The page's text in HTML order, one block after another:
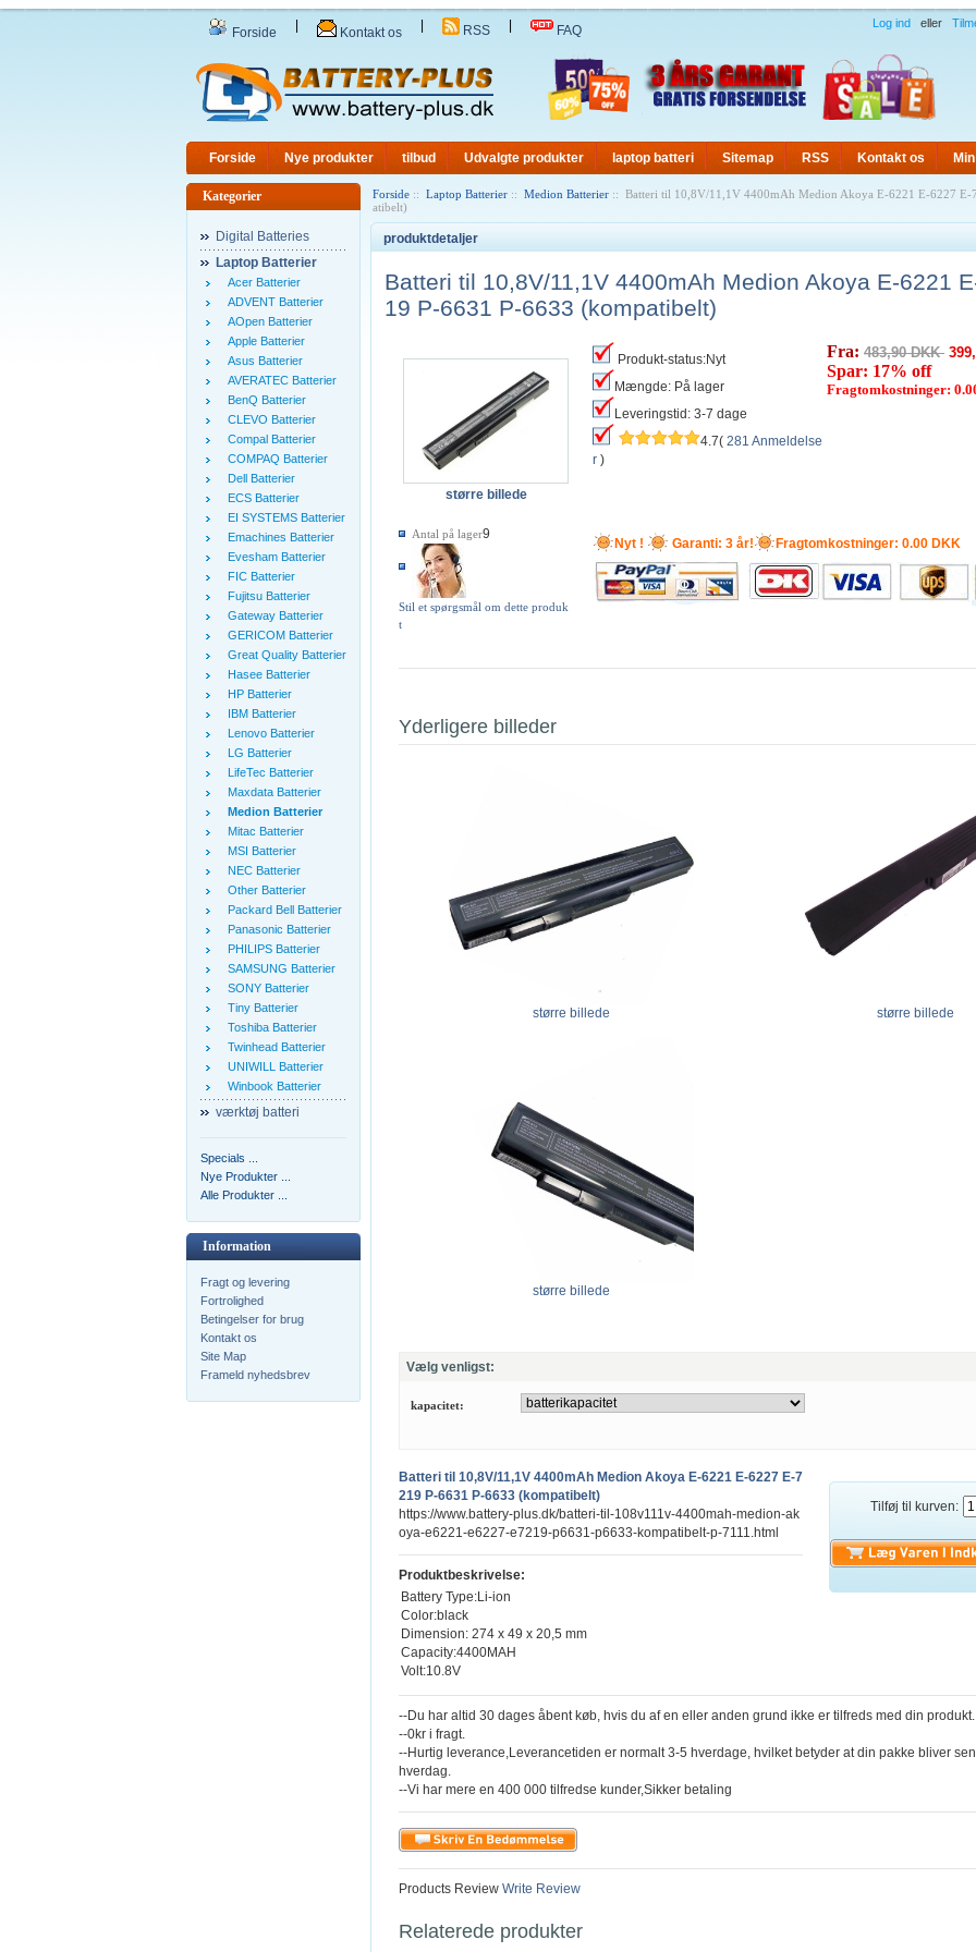
Forside Kontakt os RSS FAQ Log ind eller
Forside Nye produkter tilbud Udvalgte produkter laptop batteri Sitemap RSS Kontakt os
Kategorier
Digital Batteries
Laptop Batterier
Acer Batterier
ADVENT Batterier
AOpen Batterier
Apple Batterier
Asus Batterier
AVERATEC Batterier
BenQ Batterier
CLEVO Batterier
Compal Batterier
COMPAQ Batterier
Dell Batterier
ECS Batterier
EI SYSTEMS Batterier
Emachines Batterier
Evesham Batterier
FIC Batterier
Fujitsu Batterier
Gateway Batterier
GERICOM Batterier
Great Quality Batterier
Hasee Batterier
HP Batterier
IBM Batterier
Lenovo Batterier
LG Batterier
LifeTec Batterier
Maxdata Batterier
Medion Batterier
Mitac Batterier
MSI Batterier
NEC Batterier
Other Batterier
Packard Bell Batterier
Panasonic Batterier
PHILIPS Batterier
SAMSUNG Batterier
SONY Batterier
Tiny Batterier
Toshiba Batterier
Twinhead Batterier
UNIWILL Batterier
Winbook Batterier
værktøj batteri
Specials ...
Nye Produkter ...
Alle Produkter ...
Information
Fragt og levering
Fortrolighed
Betingelser for brug
Kontakt os
Site Map
Frameld nyhedsbrev
Forside :: Laptop Batterier :: Medion Batterier :: Batteri til 10,8V/11,1V 4400mAh Medion Akoya E-6221 E-6227 E-
atibelt)
produktdetaljer
Batteri til 10,8V/11,1V 4400mAh Medion Akoya E-6221
19 P-6631 P-6633 (kompatibelt)
større billede
Antal på lager9
Stil et spørgsmål om dette produk
t
Produkt-status:Nyt
Mængde: På lager
Leveringstid: 3-7 dage
4.7( 281 Anmeldelse
r )
Fra: 483,90 DKK
Spar: 17% off
Fragtomkostninger:
Nyt ! Garanti: 3 år! Fragtomkostninger: 0.00 DKK
Yderligere billeder
større billede større billede
større billede
Vælg venligst:
kapacitet:
Tilføj til kurven:
Batteri til 10,8V/11,1V 4400mAh Medion Akoya E-6221 E-6227 E-7
219 P-6631 P-6633 (kompatibelt)
https://www.battery-plus.dk/batteri-til-108v111v-4400mah-medion-ak
oya-e6221-e6227-e7219-p6631-p6633-kompatibelt-p-7111.html
Produktbeskrivelse:
Battery Type:Li-ion
Color:black
Dimension: 274 x 49 x 20,5 mm
Capacity:4400MAH
Volt:10.8V
--Du har altid 30 dages åbent køb, hvis du af en eller anden grund ikke er tilfreds med din produkt.
--0kr i fragt.
--Hurtig leverance,Leverancetiden er normalt 3-5 hverdage, hvilket betyder at din pakke bliver
hverdag.
--Vi har mere en 400 000 tilfredse kunder,Sikker betaling
Products Review Write Review
Relaterede produkter